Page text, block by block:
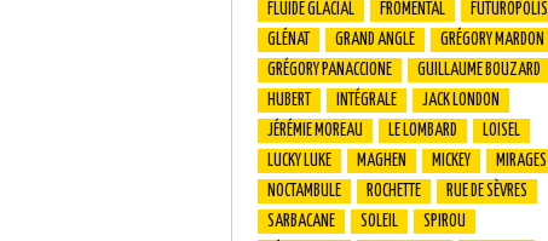
FLUIDE GLACIAL
FROMENTAL
FUTUROPOLIS
GLÉNAT
GRAND ANGLE
GRÉGORY MARDON
GRÉGORY PANACCIONE
GUILLAUME BOUZARD
HUBERT
INTÉGRALE
JACK LONDON
JÉRÉMIE MOREAU
LE LOMBARD
LOISEL
LUCKY LUKE
MAGHEN MICKEY
MIRAGES
NOCTAMBULE
ROCHETTE
RUE DE SÈVRES
SARBACANE
SOLEIL
SPIROU